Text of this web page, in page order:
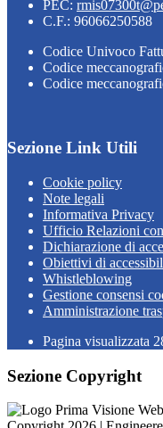
PEC:
C.F.: 96066250588
Codice Univoco
Codice
Codice
Sezione Link Utili
Cookie policy
Note legali
Informativa Privacy
Ufficio Relazioni
Dichiarazione di
Obiettivi di
Whistleblowing
Gestione consensi
Amministrazione
Pagina visualizzata
Sezione Copyright